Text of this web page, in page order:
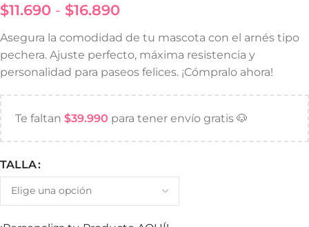
$11.690 - $16.890
Asegura la comodidad de tu mascota con el arnés tipo
pechera. Ajuste perfecto, máxima resistencia y
personalidad para paseos felices. ¡Cómpralo ahora!
Te faltan $39.990 para tener envío gratis 🐶
TALLA